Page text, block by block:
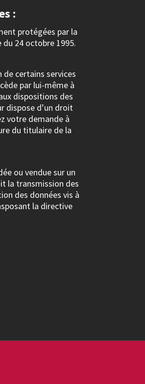
:
protégées par la
du 24 octobre 1995.
certains services
par lui-même à
dispositions des
dispose d’un droit
votre demande à
du titulaire de la
ou vendue sur un
la transmission des
des données vis à
la directive